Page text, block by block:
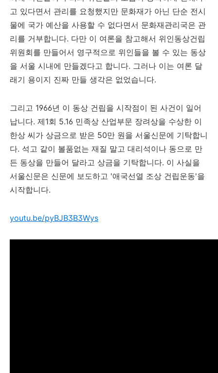
고 있다면서 관리를 요청했지만 문화재가 아닌 단순 전시
물에 국가 예산을 사용할 수 없다면서 문화재관리국은 관
리를 거부합니다. 다만 이 여론을 참고해서 위인동상건립
위원회를 만들어서 영구적으로 위인들을 볼 수 있는 동상
을 서울 시내에 만들겠다고 합니다. 그러나 이는 여론 달
래기 용이지 진짜 만들 생각은 없었습니다.
그리고 1966년 이 동상 건립을 시작점이 된 사건이 일어
납니다. 제1회 5.16 민족상 산업부문 장려상을 수상한 이
한상 씨가 상금으로 받은 50만 원을 서울신문에 기탁합니
다. 석고 같이 볼품없는 재질 말고 대리석이나 동으로 만
든 동상을 만들어 달라고 상금을 기탁합니다. 이 사실을
서울신문은 신문에 보도하고 '애국선열 조상 건립운동'을
시작합니다.
youtu.be/pyBJB3B3Wys